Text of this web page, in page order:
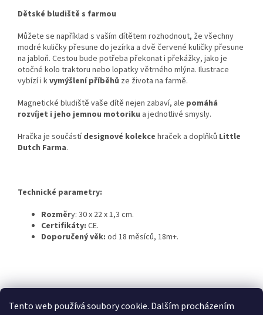
Tento web používá soubory cookie. Dalším procházením
Dětské bludiště s farmou
Můžete se například s vaším dítětem rozhodnout, že všechny
modré kuličky přesune do jezírka a dvě červené kuličky přesune
na jabloň. Cestou bude potřeba překonat i překážky, jako je
otočné kolo traktoru nebo lopatky větrného mlýna. Ilustrace
vybízí i kvymýšlení příběhů ze života na farmě.
Magnetické bludiště vaše dítě nejen zabaví, ale pomáhá
rozvíjet i jeho jemnou motoriku a jednotlivé smysly.
Hračka je součástídesignové kolekce hraček a doplňků Little
Dutch Farma.
Technické parametry:
Rozměry: 30 x 22 x 1,3 cm.
Certifikáty: CE.
Doporučený věk: od 18 měsíců, 18m+.
á